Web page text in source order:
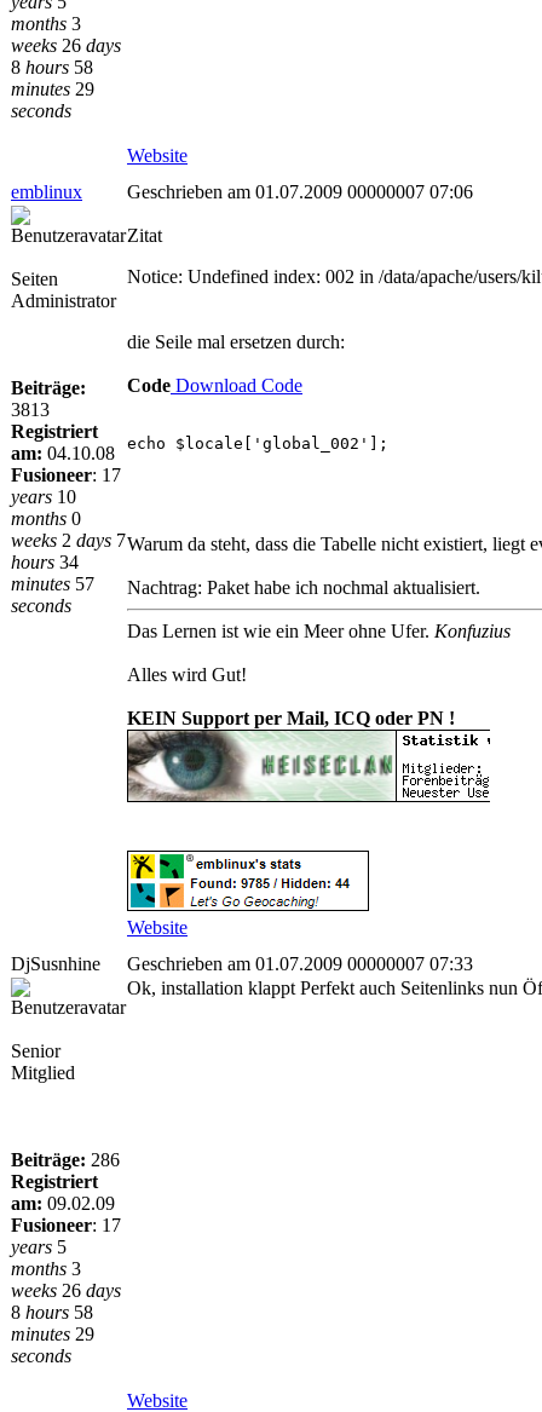
months 3
weeks 26 days
8 hours 58
minutes 29
seconds
Website
emblinux
Geschrieben am 01.07.2009 00000007 07:06
Seiten
Administrator
Beiträge:
3813
Registriert
am: 04.10.08
Fusioneer: 17
years 10
months 0
weeks 2 days 7
hours 34
minutes 57
seconds
Zitat
Notice: Undefined index: 002 in /data/apache/users/
die Seile mal ersetzen durch:
Code Download Code
echo $locale['global_002'];
Warum da steht, dass die Tabelle nicht existiert, liegt
Nachtrag: Paket habe ich nochmal aktualisiert.
Das Lernen ist wie ein Meer ohne Ufer. Konfuzius
Alles wird Gut!
KEIN Support per Mail, ICQ oder PN !
Website
DjSusnhine
Geschrieben am 01.07.2009 00000007 07:33
Senior
Mitglied
Beiträge: 286
Registriert
am: 09.02.09
Fusioneer: 17
years 5
months 3
weeks 26 days
8 hours 58
minutes 29
seconds
Ok, installation klappt Perfekt auch Seitenlinks nun
Website